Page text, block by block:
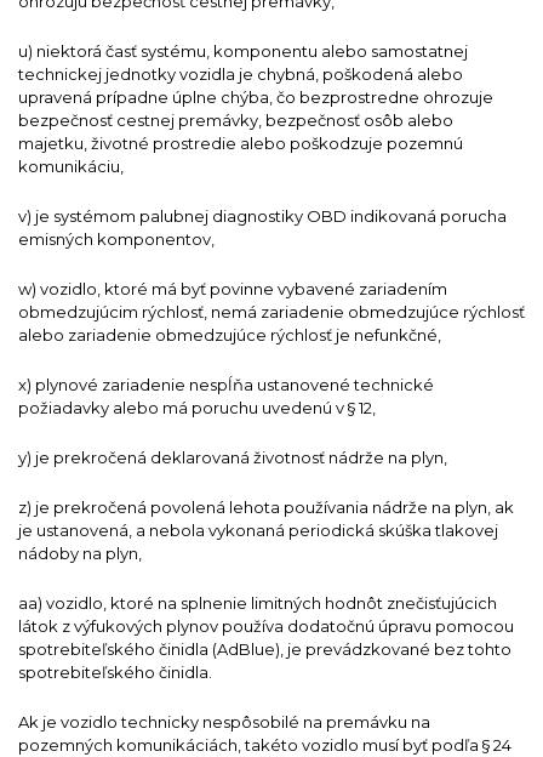
u) niektorá časť systému, komponentu alebo samostatnej
technickej jednotky vozidla je chybná, poškodená alebo
upravená prípadne úplne chýba, čo bezprostredne ohrozuje
bezpečnosť cestnej premávky, bezpečnosť osôb alebo
majetku, životné prostredie alebo poškodzuje pozemnú
komunikáciu,
v) je systémom palubnej diagnostiky OBD indikovaná porucha
emisných komponentov,
w) vozidlo, ktoré má byť povinne vybavené zariadením
obmedzujúcim rýchlosť, nemá zariadenie obmedzujúce rýchlosť
alebo zariadenie obmedzujúce rýchlosť je nefunkčné,
x) plynové zariadenie nespĺňa ustanovené technické
požiadavky alebo má poruchu uvedenú v § 12,
y) je prekročená deklarovaná životnosť nádrže na plyn,
z) je prekročená povolená lehota používania nádrže na plyn, ak
je ustanovená, a nebola vykonaná periodická skúška tlakovej
nádoby na plyn,
aa) vozidlo, ktoré na splnenie limitných hodnôt znečisťujúcich
látok z výfukových plynov používa dodatočnú úpravu pomocou
spotrebiteľského činidla (AdBlue), je prevádzkované bez tohto
spotrebiteľského činidla.
Ak je vozidlo technicky nespôsobilé na premávku na
pozemných komunikáciách, takéto vozidlo musí byť podľa § 24